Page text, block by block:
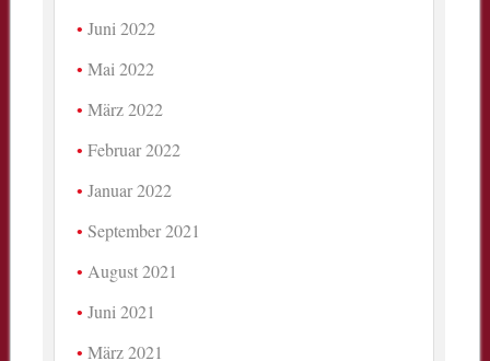
Juni 2022
Mai 2022
März 2022
Februar 2022
Januar 2022
September 2021
August 2021
Juni 2021
März 2021